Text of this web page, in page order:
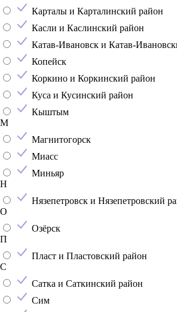
Карталы и Карталинский район
Касли и Каслинский район
Катав-Ивановск и Катав-
Копейск
Коркино и Коркинский район
Куса и Кусинский район
Кыштым
М
Магнитогорск
Миасс
Миньяр
Н
Нязепетровск и Нязепетровский
О
Озёрск
П
Пласт и Пластовский район
С
Сатка и Саткинский район
Сим